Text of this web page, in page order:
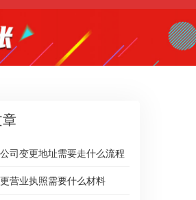
司变更地址需要走什么流程
营业执照需要什么材料